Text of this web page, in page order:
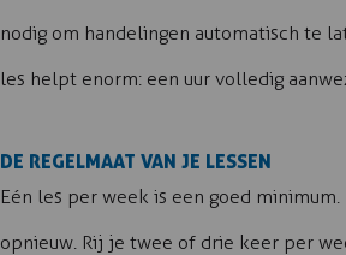
nodig om handelingen automatisch te
les helpt enorm: een uur volledig
DE REGELMAAT VAN JE LESSEN
Eén les per week is een goed
opnieuw. Rij je twee of drie keer per